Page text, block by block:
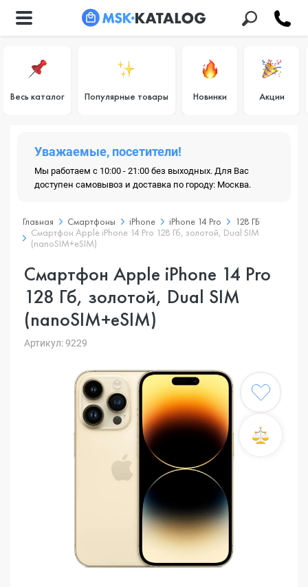
Весь каталог Популярные товары Новинки Акции
Уважаемые, посетители!
Мы работаем с 10:00 - 21:00 без выходных. Для Вас
доступен самовывоз и доставка по городу: Москва.
Главная Смартфоны iPhone iPhone 14 Pro
128 ГБ
Смартфон Apple iPhone 14 Pro 128 Гб, золотой, Dual SIM
(nanoSIM+eSIM)
Смартфон Apple iPhone 14 Pro
128 Гб, золотой, Dual SIM
(nanoSIM+eSIM)
Артикул: 9229